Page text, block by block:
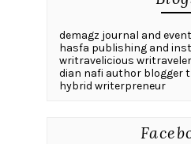
demagz journal and
hasfa publishing and
writravelicious writraveler
dian nafi author blogger
hybrid writerpreneur